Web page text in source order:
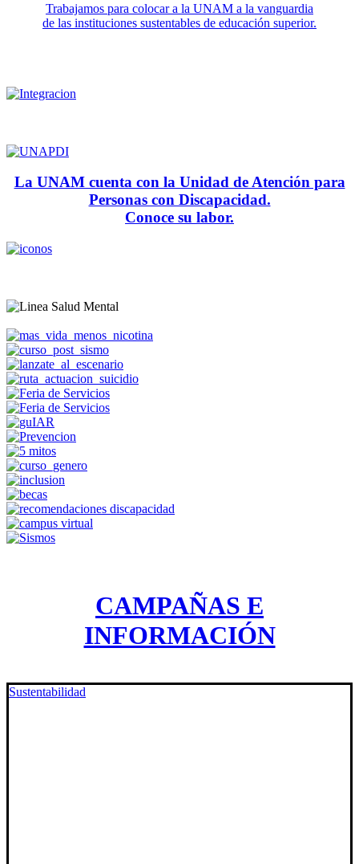
Trabajamos para colocar a la UNAM a la vanguardia
de las instituciones sustentables de educación superior.
La UNAM cuenta con la Unidad de Atención para
Personas con Discapacidad.
Conoce su labor.
CAMPAÑAS E
INFORMACIÓN
Sustentabilidad